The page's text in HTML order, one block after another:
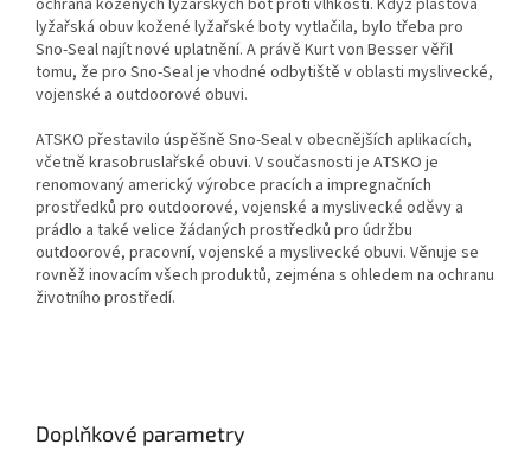
lyžařská obuv kožené lyžařské boty vytlačila, bylo třeba pro
Sno-Seal najít nové uplatnění. A právě Kurt von Besser věřil
tomu, že pro Sno-Seal je vhodné odbytiště v oblasti myslivecké,
vojenské a outdoorové obuvi.
ATSKO přestavilo úspěšně Sno-Seal v obecnějších aplikacích,
včetně krasobruslařské obuvi. V současnosti je ATSKO je
renomovaný americký výrobce pracích a impregnačních
prostředků pro outdoorové, vojenské a myslivecké oděvy a
prádlo a také velice žádaných prostředků pro údržbu
outdoorové, pracovní, vojenské a myslivecké obuvi. Věnuje se
rovněž inovacím všech produktů, zejména s ohledem na ochranu
životního prostředí.
Doplňkové parametry